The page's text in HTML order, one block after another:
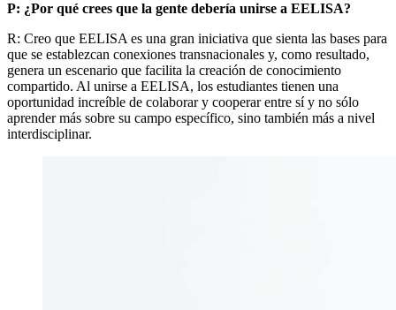
P: ¿Por qué crees que la gente debería unirse a EELISA?
R: Creo que EELISA es una gran iniciativa que sienta las bases para
que se establezcan conexiones transnacionales y, como resultado,
genera un escenario que facilita la creación de conocimiento
compartido. Al unirse a EELISA, los estudiantes tienen una
oportunidad increíble de colaborar y cooperar entre sí y no sólo
aprender más sobre su campo específico, sino también más a nivel
interdisciplinar.